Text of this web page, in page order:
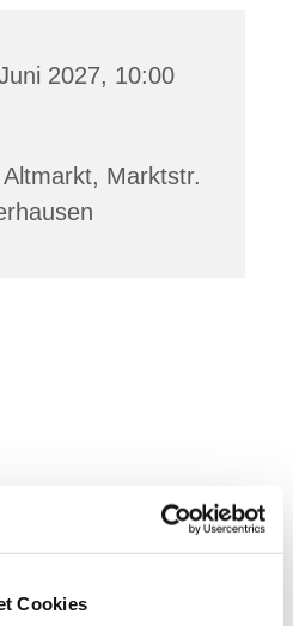
Cookies
2027, 10:00
Marktstr.